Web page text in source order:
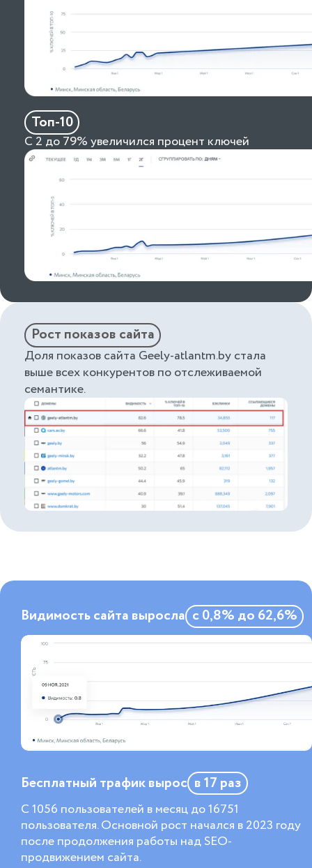
Топ-10
С 2 до 79% увеличился процент ключей
Рост показов сайта
Доля показов сайта Geely-atlantm.by стала
выше всех конкурентов по отслеживаемой
семантике.
Видимость сайта выросла с 0,8% до 62,6%
Бесплатный трафик вырос в 17 раз
С 1056 пользователей в месяц до 16751
пользователя. Основной рост начался в 2023 году
после продолжения работы над SEO-
продвижением сайта.